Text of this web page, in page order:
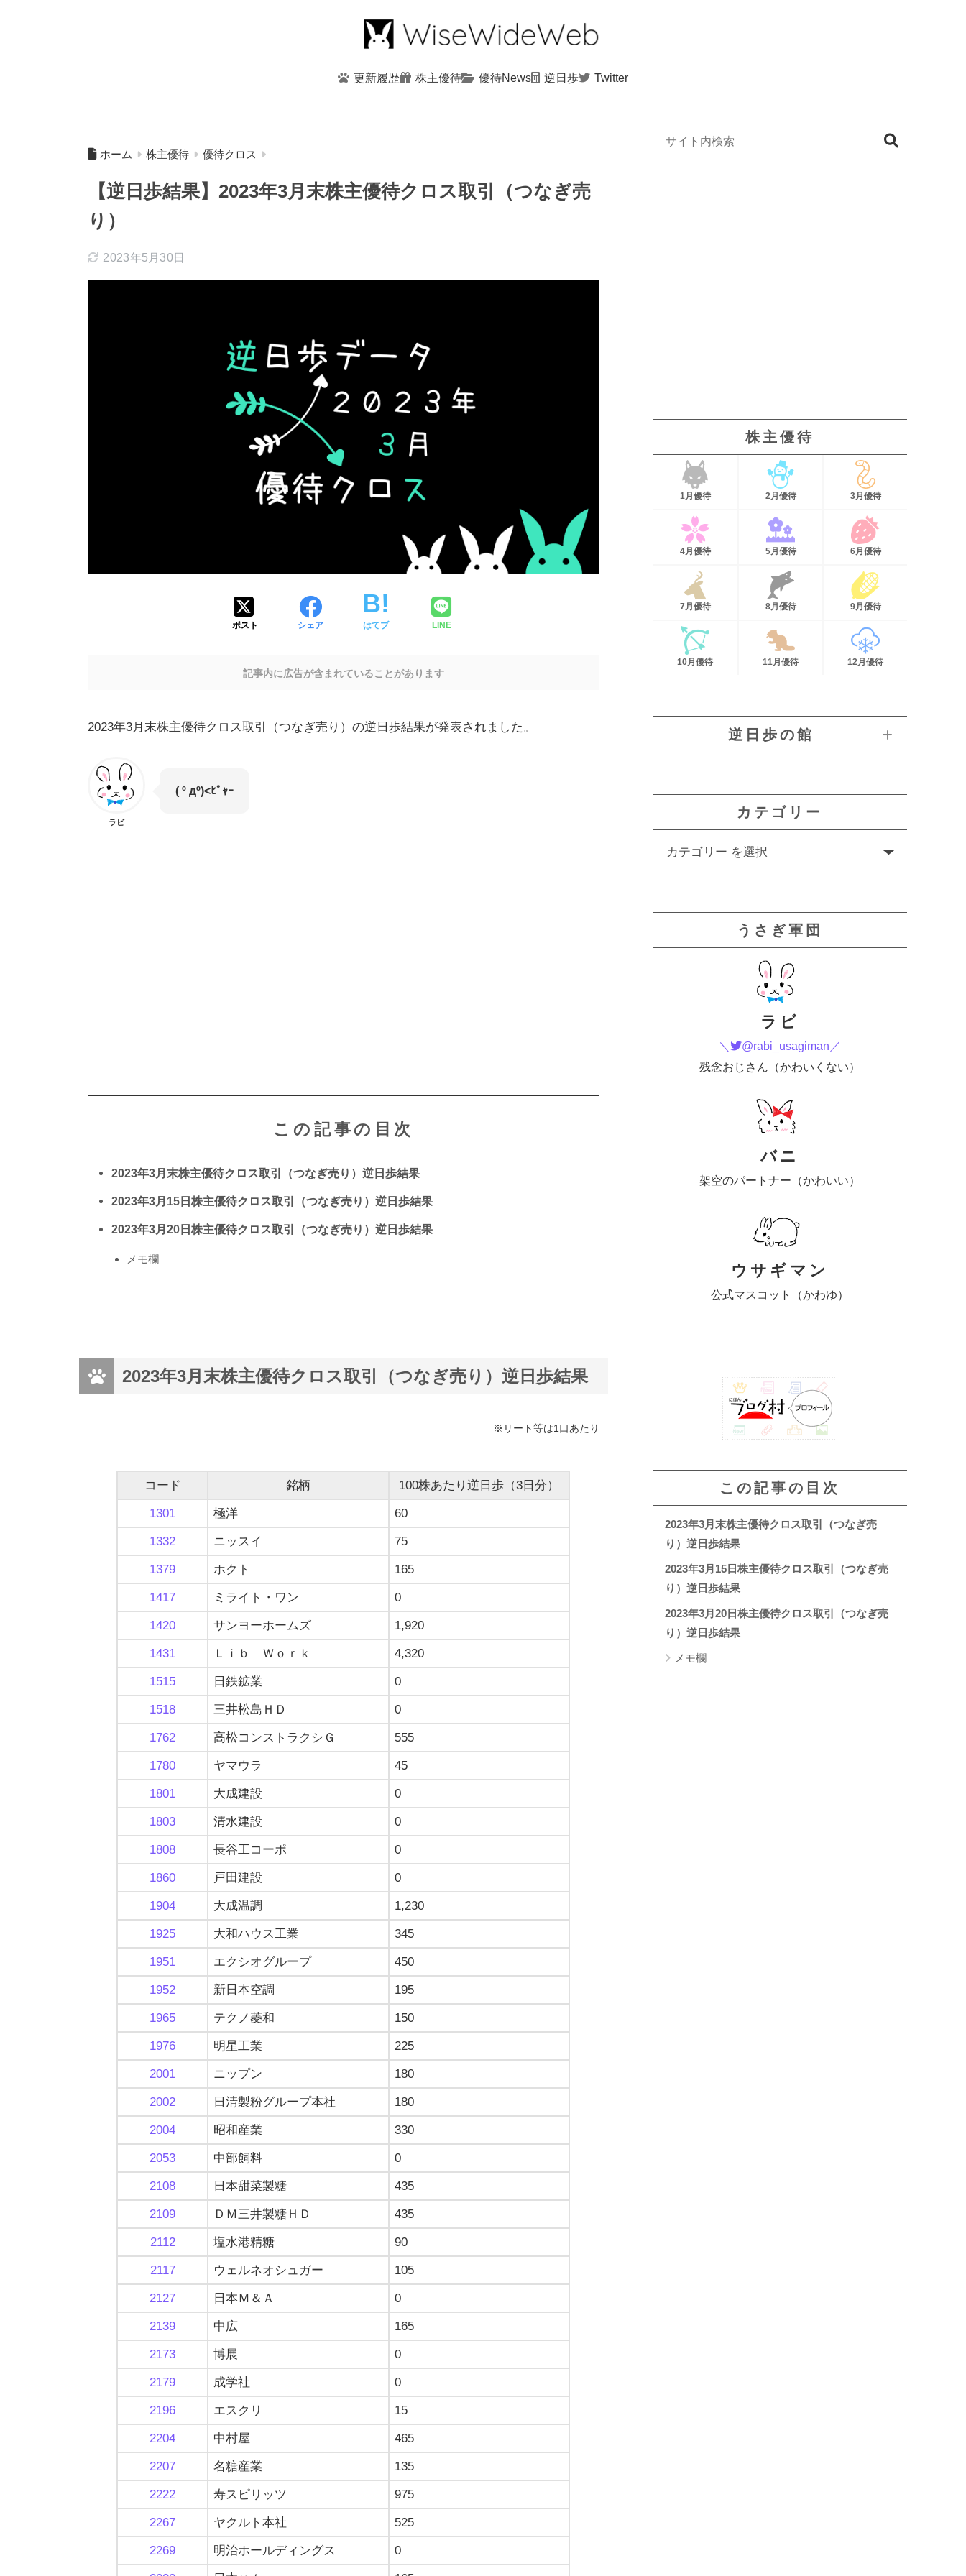
更新履歴 株主優待 優待News 逆日歩 Twitter
ホーム 株主優待 優待クロス
【逆日歩結果】2023年3月末株主優待クロス取引（つなぎ売
り）
2023年5月30日
ポスト シェア はてブ LINE
記事内に広告が含まれていることがあります
2023年3月末株主優待クロス取引（つなぎ売り）の逆日歩結果が発表されました。
ラビ
( º дº)<ﾋﾟｬｰ
この記事の目次
2023年3月末株主優待クロス取引（つなぎ売り）逆日歩結果
2023年3月15日株主優待クロス取引（つなぎ売り）逆日歩結果
2023年3月20日株主優待クロス取引（つなぎ売り）逆日歩結果
メモ欄
2023年3月末株主優待クロス取引（つなぎ売り）逆日歩結果
※リート等は1口あたり
コード 銘柄 100株あたり逆日歩（3日分）
1301 極洋 60
1332 ニッスイ 75
1379 ホクト 165
1417 ミライト・ワン 0
1420 サンヨーホームズ 1,920
1431 Ｌｉｂ Ｗｏｒｋ 4,320
1515 日鉄鉱業 0
1518 三井松島ＨＤ 0
1762 高松コンストラクシＧ 555
1780 ヤマウラ 45
1801 大成建設 0
1803 清水建設 0
1808 長谷工コーポ 0
1860 戸田建設 0
1904 大成温調 1,230
1925 大和ハウス工業 345
1951 エクシオグループ 450
1952 新日本空調 195
1965 テクノ菱和 150
1976 明星工業 225
2001 ニップン 180
2002 日清製粉グループ本社 180
2004 昭和産業 330
2053 中部飼料 0
2108 日本甜菜製糖 435
2109 ＤＭ三井製糖ＨＤ 435
2112 塩水港精糖 90
2117 ウェルネオシュガー 105
2127 日本Ｍ＆Ａ 0
2139 中広 165
2173 博展 0
2179 成学社 0
2196 エスクリ 15
2204 中村屋 465
2207 名糖産業 135
2222 寿スピリッツ 975
2267 ヤクルト本社 525
2269 明治ホールディングス 0
株主優待
1月優待 2月優待 3月優待
4月優待 5月優待 6月優待
7月優待 8月優待 9月優待
10月優待 11月優待 12月優待
逆日歩の館
カテゴリー
うさぎ軍団
ラビ
＼
@rabi_usagiman／
残念おじさん（かわいくない）
バニ
架空のパートナー（かわいい）
ウサギマン
公式マスコット（かわゆ）
この記事の目次
2023年3月末株主優待クロス取引（つなぎ売
り）逆日歩結果
2023年3月15日株主優待クロス取引（つなぎ売
り）逆日歩結果
2023年3月20日株主優待クロス取引（つなぎ売
り）逆日歩結果
メモ欄